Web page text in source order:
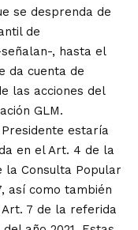
se desprenda de
de
, hasta el
da cuenta de
las acciones del
GLM.
estaría
en el Art. 4 de la
la Consulta Popular
así como también
7 de la referida